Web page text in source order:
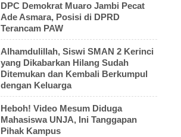
DPC Demokrat Muaro Jambi Pecat
Ade Asmara, Posisi di DPRD
Terancam PAW
Alhamdulillah, Siswi SMAN 2 Kerinci
yang Dikabarkan Hilang Sudah
Ditemukan dan Kembali Berkumpul
dengan Keluarga
Heboh! Video Mesum Diduga
Mahasiswa UNJA, Ini Tanggapan
Pihak Kampus